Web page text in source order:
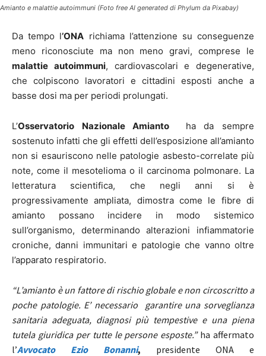
Amianto e malattie autoimmuni (Foto free AI generated di Phylum da Pixabay)
Da tempo l’ONA richiama l’attenzione su conseguenze
meno riconosciute ma non meno gravi, comprese le
malattie autoimmuni, cardiovascolari e degenerative,
che colpiscono lavoratori e cittadini esposti anche a
basse dosi ma per periodi prolungati.
L’Osservatorio Nazionale Amianto ha da sempre
sostenuto infatti che gli effetti dell’esposizione all’amianto
non si esauriscono nelle patologie asbesto-correlate più
note, come il mesotelioma o il carcinoma polmonare. La
letteratura scientifica, che negli anni si è
progressivamente ampliata, dimostra come le fibre di
amianto possano incidere in modo sistemico
sull’organismo, determinando alterazioni infiammatorie
croniche, danni immunitari e patologie che vanno oltre
l’apparato respiratorio.
“L’amianto è un fattore di rischio globale e non circoscritto a
poche patologie. E’ necessario garantire una sorveglianza
sanitaria adeguata, diagnosi più tempestive e una piena
tutela giuridica per tutte le persone esposte.”ha affermato
l’Avvocato Ezio Bonanni, presidente ONA e